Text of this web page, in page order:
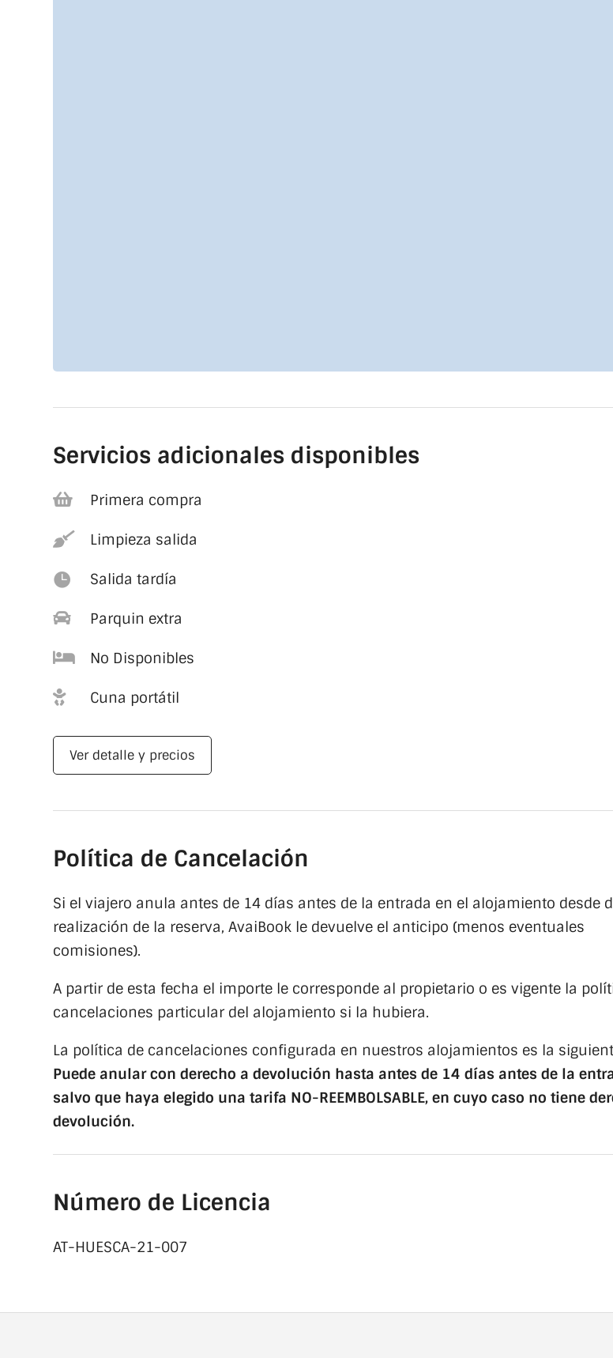
Servicios adicionales disponibles
 Primera compra
 Limpieza salida
 Salida tardía
 Parquin extra
 No Disponibles
 Cuna portátil
Ver detalle y precios
Política de Cancelación
Si el viajero anula antes de 14 días antes de la entrada en el alojamiento desde
realización de la reserva, AvaiBook le devuelve el anticipo (menos eventuales
comisiones).
A partir de esta fecha el importe le corresponde al propietario o es vigente la
cancelaciones particular del alojamiento si la hubiera.
La política de cancelaciones configurada en nuestros alojamientos es la
Puede anular con derecho a devolución hasta antes de 14 días antes de la
salvo que haya elegido una tarifa NO-REEMBOLSABLE, en cuyo caso no tiene
devolución.
Número de Licencia
AT-HUESCA-21-007